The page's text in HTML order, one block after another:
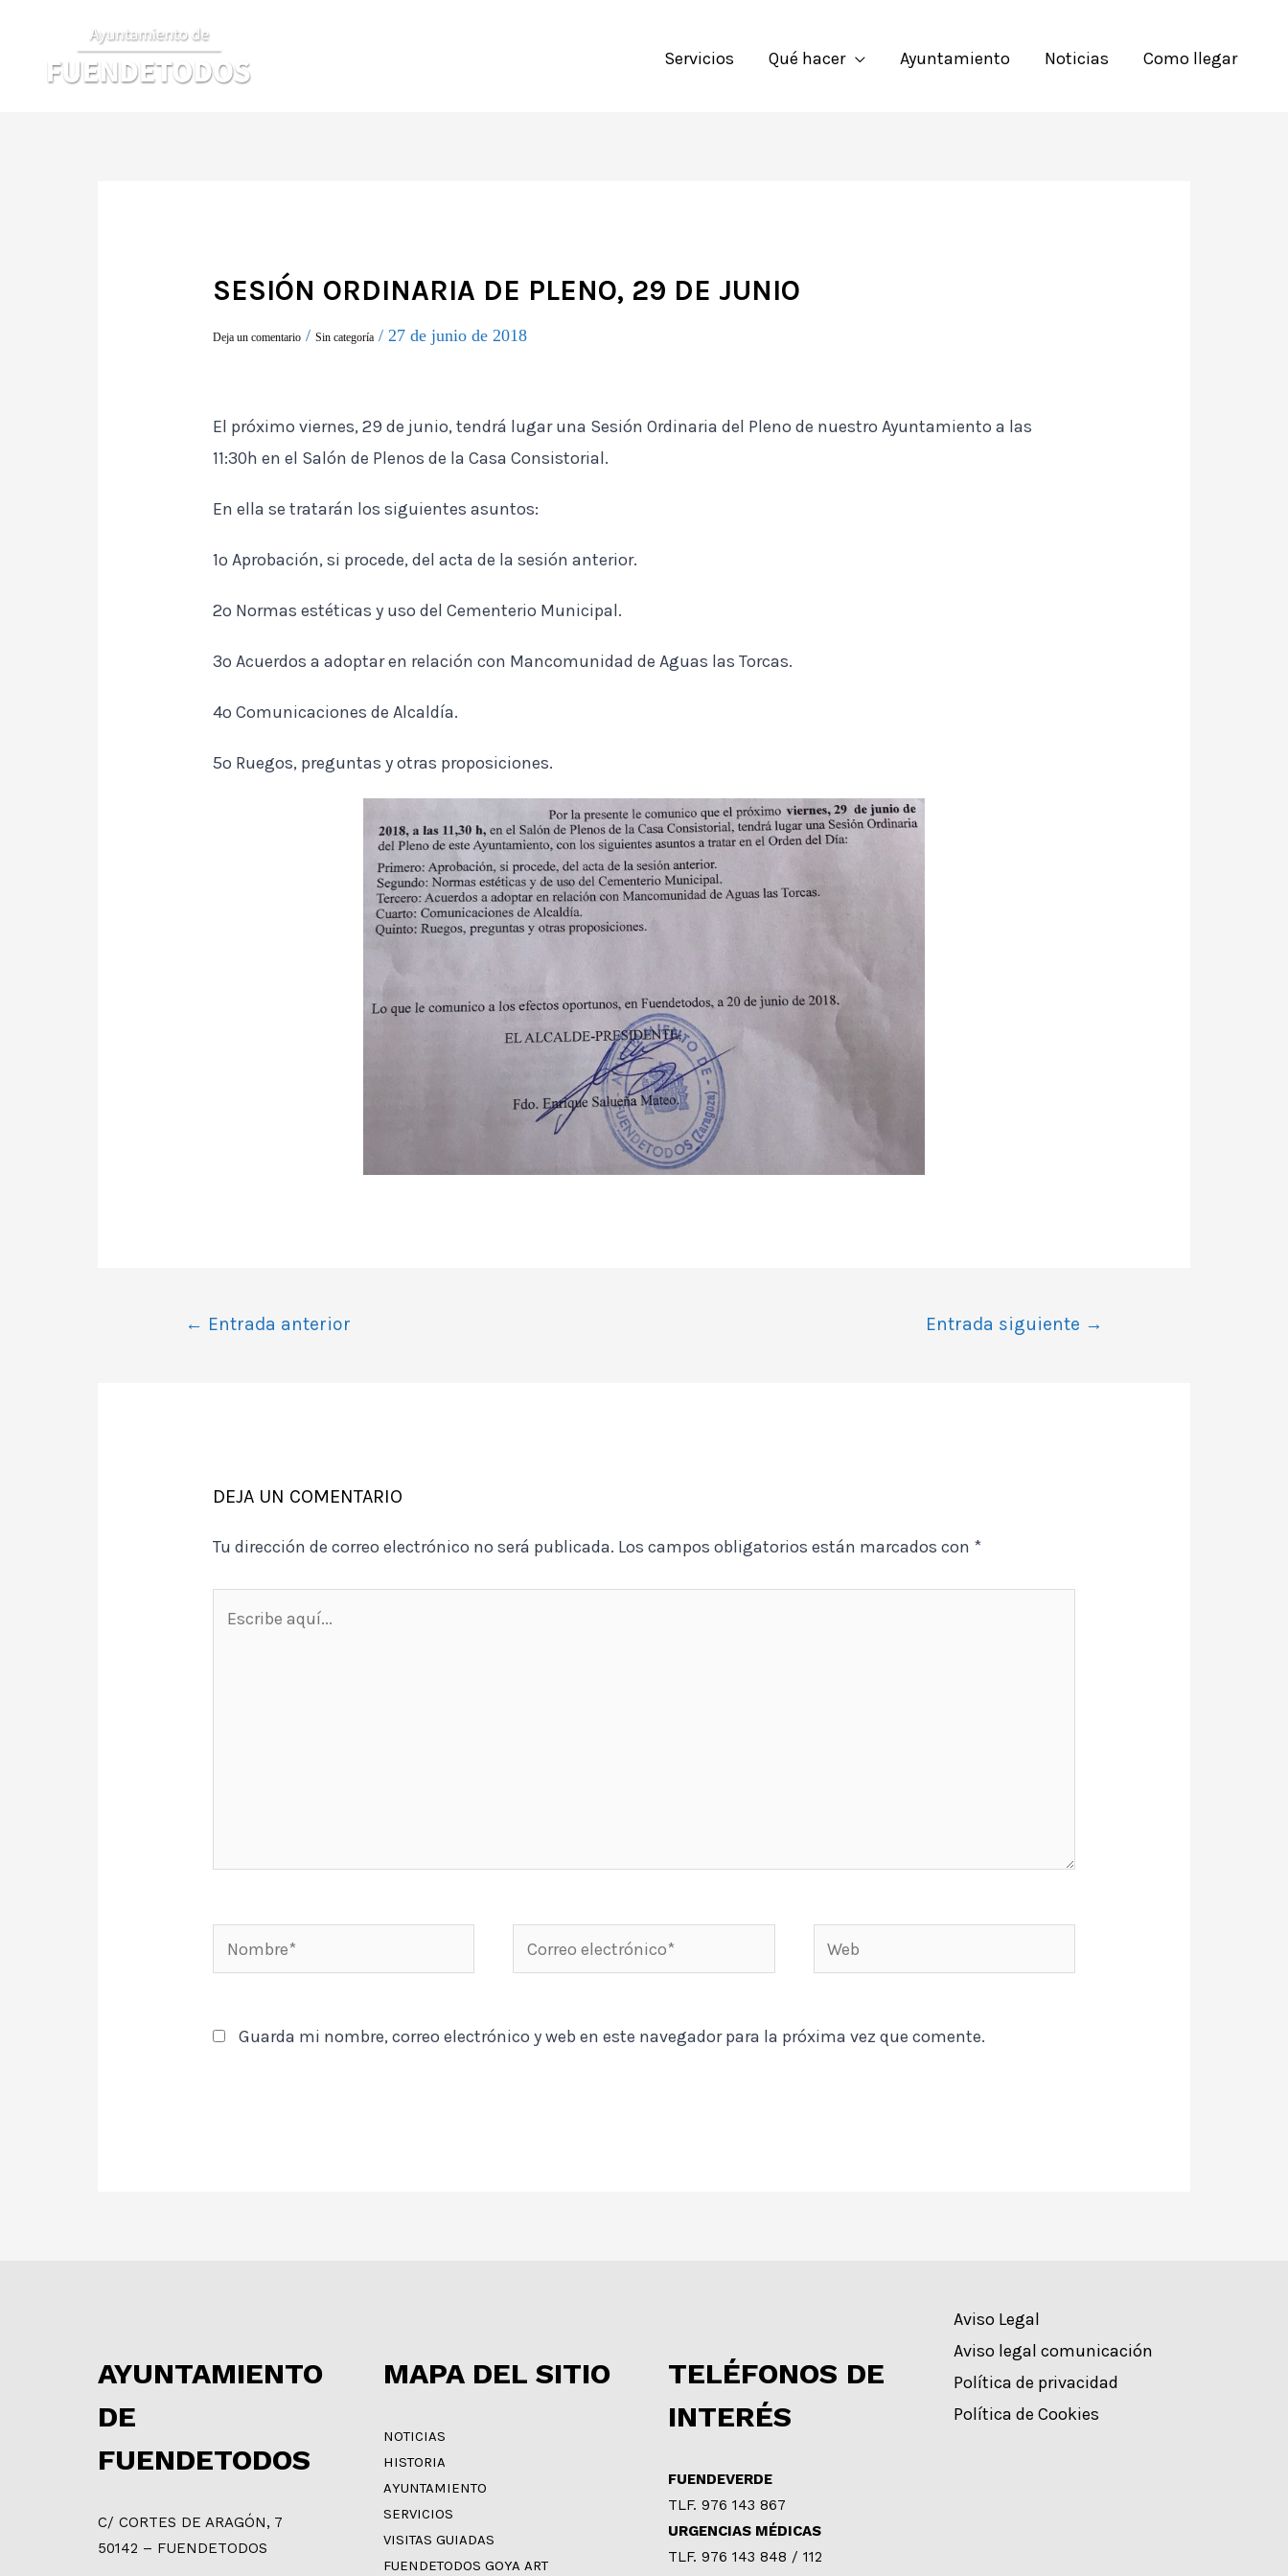
contenido
Servicios Qué hacer Ayuntamiento Noticias Como llegar
SESIÓN ORDINARIA DE PLENO, 29 DE JUNIO
Deja un comentario /Sin categoría / 27 de junio de 2018
El próximo viernes, 29 de junio, tendrá lugar una Sesión Ordinaria del Pleno de nuestro Ayuntamiento a las
11:30h en el Salón de Plenos de la Casa Consistorial.
En ella se tratarán los siguientes asuntos:
1º Aprobación, si procede, del acta de la sesión anterior.
2º Normas estéticas y uso del Cementerio Municipal.
3º Acuerdos a adoptar en relación con Mancomunidad de Aguas las Torcas.
4º Comunicaciones de Alcaldía.
5º Ruegos, preguntas y otras proposiciones.
Navegación
← Entrada anterior Entrada siguiente →
DEJA UN COMENTARIO
Tu dirección de correo electrónico no será publicada. Los campos obligatorios están marcados con *
Nombre*
Correo
electrónico*
Web
Guarda mi nombre, correo electrónico y web en este navegador para la próxima vez que comente.
AYUNTAMIENTO
DE
FUENDETODOS
C/ CORTES DE ARAGÓN, 7
50142 – FUENDETODOS
MAPA DEL SITIO
NOTICIAS
HISTORIA
AYUNTAMIENTO
SERVICIOS
VISITAS GUIADAS
FUENDETODOS GOYA ART
TELÉFONOS DE
INTERÉS
FUENDEVERDE
TLF. 976 143 867
URGENCIAS MÉDICAS
TLF. 976 143 848 / 112
Aviso Legal
Aviso legal comunicación
Política de privacidad
Política de Cookies